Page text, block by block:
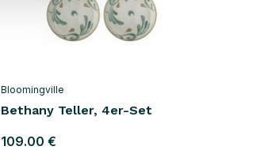
Bloomingville
Bethany Teller, 4er-Set
109.00 €